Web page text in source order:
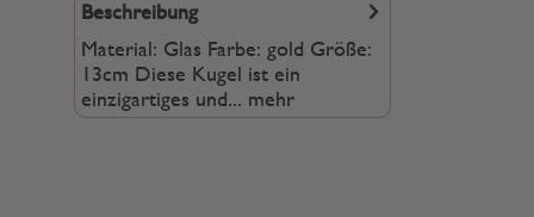
Beschreibung
Material: Glas Farbe: gold Größe:
13cm Diese Kugel ist ein
einzigartiges und... mehr